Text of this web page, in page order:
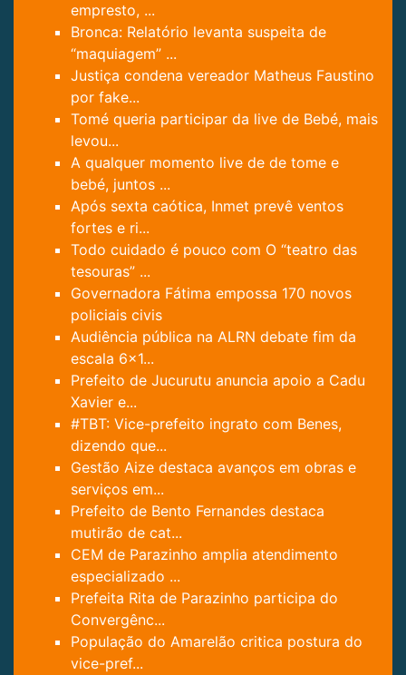
empresto, ...
Bronca: Relatório levanta suspeita de
“maquiagem” ...
Justiça condena vereador Matheus Faustino
por fake...
Tomé queria participar da live de Bebé, mais
levou...
A qualquer momento live de de tome e
bebé, juntos ...
Após sexta caótica, Inmet prevê ventos
fortes e ri...
Todo cuidado é pouco com O “teatro das
tesouras” ...
Governadora Fátima empossa 170 novos
policiais civis
Audiência pública na ALRN debate fim da
escala 6x1...
Prefeito de Jucurutu anuncia apoio a Cadu
Xavier e...
#TBT: Vice-prefeito ingrato com Benes,
dizendo que...
Gestão Aize destaca avanços em obras e
serviços em...
Prefeito de Bento Fernandes destaca
mutirão de cat...
CEM de Parazinho amplia atendimento
especializado ...
Prefeita Rita de Parazinho participa do
Convergênc...
População do Amarelão critica postura do
vice-pref...